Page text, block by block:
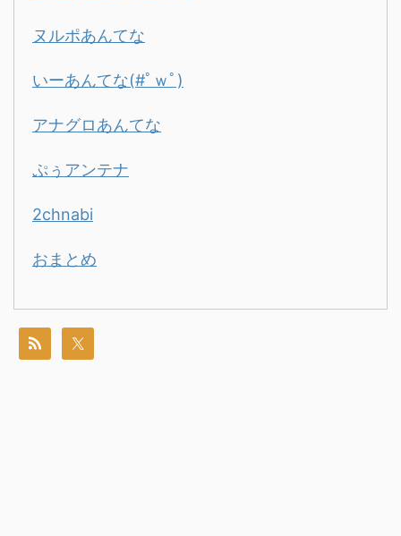
ヌルポあんてな
いーあんてな(#ﾟｗﾟ)
アナグロあんてな
ぷぅアンテナ
2chnabi
おまとめ